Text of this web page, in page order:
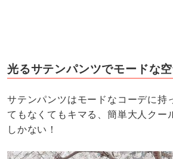
光るサテンパンツでモードな
サテンパンツはモードなコーデに持
てもなくてもキマる、簡単大人クー
しかない！